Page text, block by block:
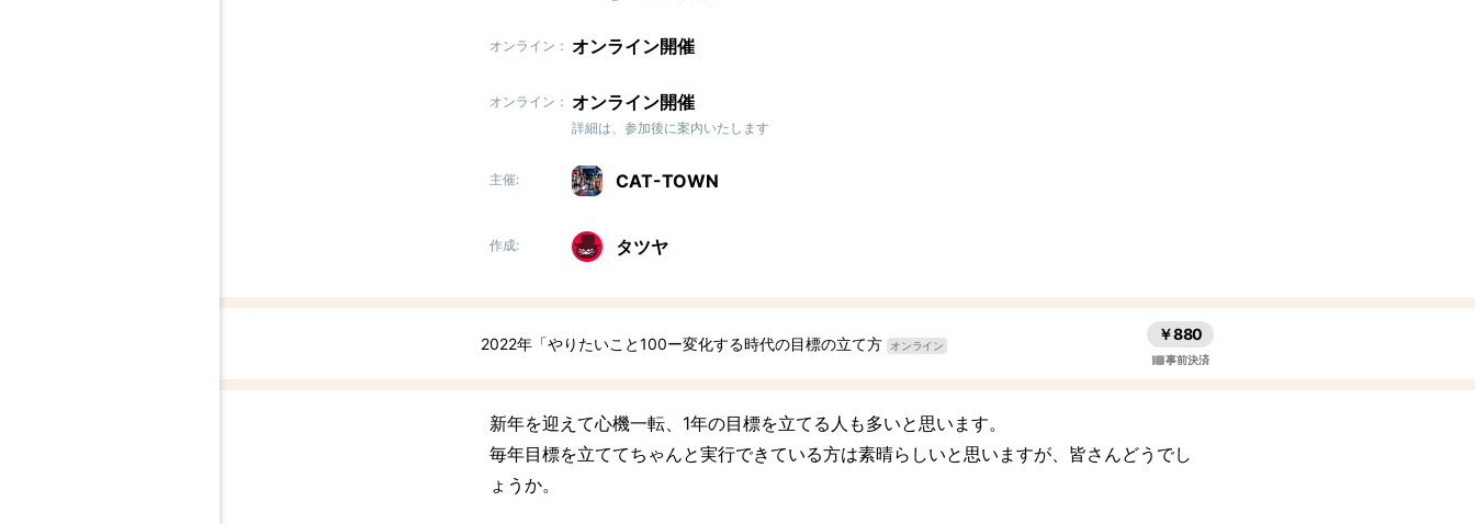
オンライン： オンライン開催
オンライン： オンライン開催
詳細は、参加後に案内いたします
主催: CAT-TOWN
作成: タツヤ
2022年「やりたいこと100ー変化する時代の目標の立て方 オンライン
￥880
事前決済
新年を迎えて心機一転、1年の目標を立てる人も多いと思います。
毎年目標を立ててちゃんと実行できている方は素晴らしいと思いますが、皆さんどうでし
ょうか。